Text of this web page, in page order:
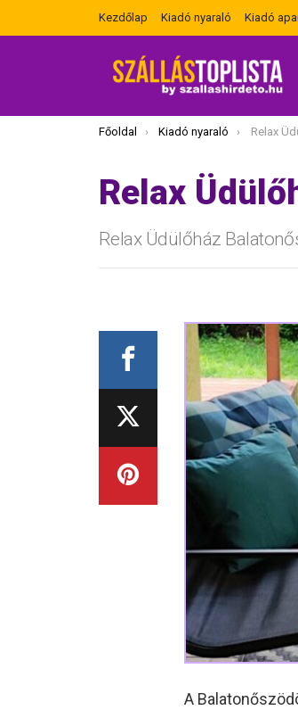
Kezdőlap Kiadó nyaraló Kiadó
Itt vagy most:
Főoldal Kiadó nyaraló Relax
Relax
Relax Üdülőház
A